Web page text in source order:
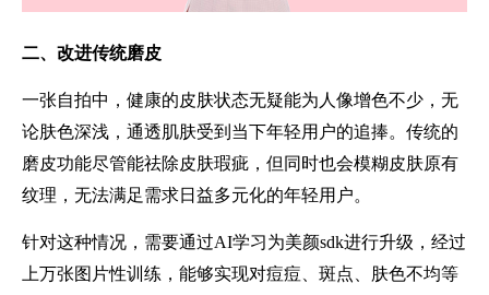
二、改进传统磨皮
一张自拍中，健康的皮肤状态无疑能为人像增色不少，无
论肤色深浅，通透肌肤受到当下年轻用户的追捧。传统的
磨皮功能尽管能祛除皮肤瑕疵，但同时也会模糊皮肤原有
纹理，无法满足需求日益多元化的年轻用户。
针对这种情况，需要通过AI学习为美颜sdk进行升级，经过
上万张图片性训练，能够实现对痘痘、斑点、肤色不均等